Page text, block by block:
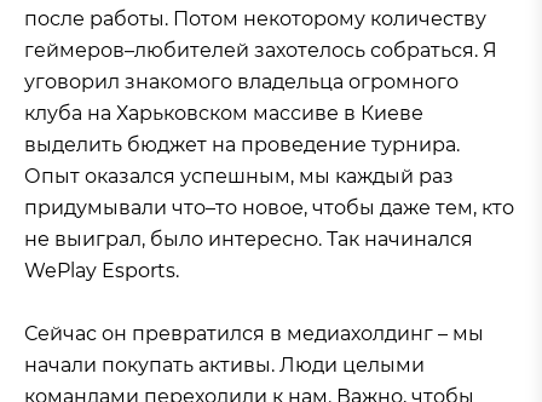
после работы. Потом некоторому количеству
геймеров–любителей захотелось собраться. Я
уговорил знакомого владельца огромного
клуба на Харьковском массиве в Киеве
выделить бюджет на проведение турнира.
Опыт оказался успешным, мы каждый раз
придумывали что–то новое, чтобы даже тем, кто
не выиграл, было интересно. Так начинался
WePlay Esports.
Сейчас он превратился в медиахолдинг – мы
начали покупать активы. Люди целыми
командами переходили к нам. Важно, чтобы